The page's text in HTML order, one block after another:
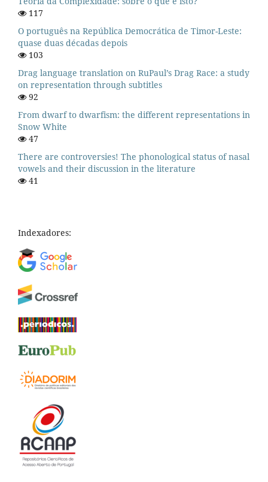
117
O português na República Democrática de Timor-Leste:
quase duas décadas depois
103
Drag language translation on RuPaul’s Drag Race: a study
on representation through subtitles
92
From dwarf to dwarfism: the different representations in
Snow White
47
There are controversies! The phonological status of nasal
vowels and their discussion in the literature
41
Indexadores: